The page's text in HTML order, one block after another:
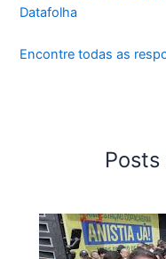
Datafolha
Encontre todas as